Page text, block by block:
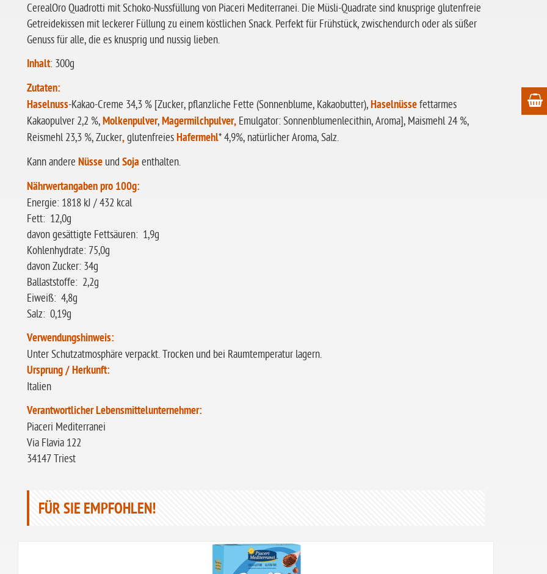
CerealOro Quadrotti mit Schoko-Nussfüllung von Piaceri Mediterranei. Die Müsli-Quadrate sind knusprige glutenfreie
Getreidekissen mit leckerer Füllung zu einem köstlichen Snack. Perfekt für Frühstück, zwischendurch oder als süßer
Genuss für alle, die es knusprig und nussig lieben.
Inhalt: 300g
Zutaten:
Haselnuss-Kakao-Creme 34,3 % [Zucker, pflanzliche Fette (Sonnenblume, Kakaobutter),Haselnüssefettarmes
Kakaopulver 2,2 %,Molkenpulver,Magermilchpulver, Emulgator: Sonnenblumenlecithin, Aroma], Maismehl 24 %,
Reismehl 23,3 %, Zucker,glutenfreiesHafermehl* 4,9%, natürlicher Aroma, Salz.
Kann andere Nüsse und Soja enthalten.
Nährwertangaben pro 100g:
Energie: 1818 kJ / 432 kcal
Fett: 12,0g
davon gesättigte Fettsäuren: 1,9g
Kohlenhydrate: 75,0g
davon Zucker: 34g
Ballaststoffe: 2,2g
Eiweiß: 4,8g
Salz: 0,19g
Verwendungshinweis:
Unter Schutzatmosphäre verpackt. Trocken und bei Raumtemperatur lagern.
Ursprung / Herkunft:
Italien
Verantwortlicher Lebensmittelunternehmer:
Piaceri Mediterranei
Via Flavia 122
34147 Triest
FÜR SIE EMPFOHLEN!